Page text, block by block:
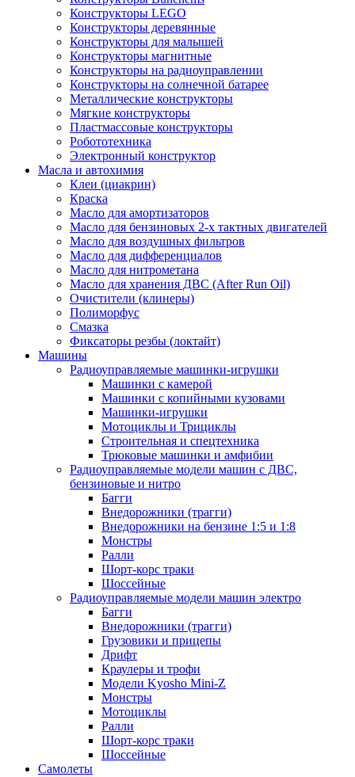
Конструкторы LEGO
Конструкторы деревянные
Конструкторы для малышей
Конструкторы магнитные
Конструкторы на радиоуправлении
Конструкторы на солнечной батарее
Металлические конструкторы
Мягкие конструкторы
Пластмассовые конструкторы
Робототехника
Электронный конструктор
Масла и автохимия
Клеи (циакрин)
Краска
Масло для амортизаторов
Масло для бензиновых 2-х тактных двигателей
Масло для воздушных фильтров
Масло для дифференциалов
Масло для нитрометана
Масло для хранения ДВС (After Run Oil)
Очистители (клинеры)
Полиморфус
Смазка
Фиксаторы резбы (локтайт)
Машины
Радиоуправляемые машинки-игрушки
Машинки с камерой
Машинки с копийными кузовами
Машинки-игрушки
Мотоциклы и Трициклы
Строительная и спецтехника
Трюковые машинки и амфибии
Радиоуправляемые модели машин с ДВС,
бензиновые и нитро
Багги
Внедорожники (трагги)
Внедорожники на бензине 1:5 и 1:8
Монстры
Ралли
Шорт-корс траки
Шоссейные
Радиоуправляемые модели машин электро
Багги
Внедорожники (трагги)
Грузовики и прицепы
Дрифт
Краулеры и трофи
Модели Kyosho Mini-Z
Монстры
Мотоциклы
Ралли
Шорт-корс траки
Шоссейные
Самолеты